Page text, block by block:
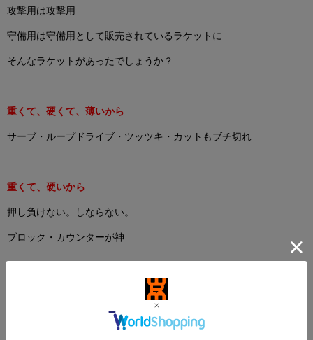
攻撃用は攻撃用
守備用は守備用として販売されているラケットに
そんなラケットがあったでしょうか？
重くて、硬くて、薄いから
サーブ・ループドライブ・ツッツキ・カットもブチ切れ
重くて、硬いから
押し負けない。しならない。
ブロック・カウンターが神
球持ちが良く、打点を落としても持ち上がる